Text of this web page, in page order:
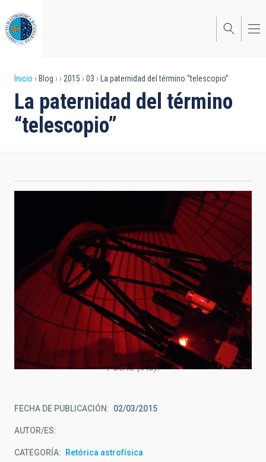
al
contenido
principal
Sobrescribir
enlaces
de
la
Inicio Blog 2015 03 La paternidad del término “telescopio”
La paternidad del término
“telescopio”
Telescopio IAC-80, de 80 cm de diámetro, instalado en el
Observatorio del Teide (Tenerife). Foto: Carmen del
Puerto (IAC).
FECHA DE PUBLICACIÓN 02/03/2015
AUTOR/ES
CATEGORÍA
Retórica astrofísica